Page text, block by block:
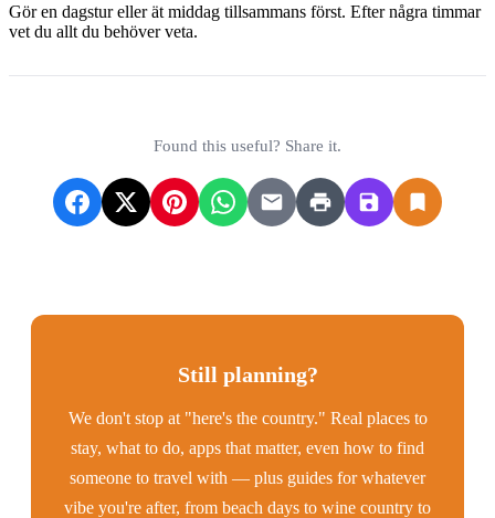
Gör en dagstur eller ät middag tillsammans först. Efter några timmar
vet du allt du behöver veta.
Found this useful? Share it.
Still planning?
We don't stop at "here's the country." Real places to
stay, what to do, apps that matter, even how to find
someone to travel with — plus guides for whatever
vibe you're after, from beach days to wine country to